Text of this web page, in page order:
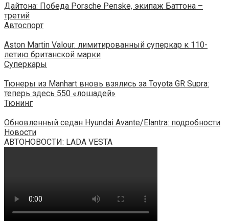
Дайтона: Победа Porsche Penske, экипаж Баттона –
третий
Автоспорт
Aston Martin Valour: лимитированный суперкар к 110-
летию британской марки
Суперкары
Тюнеры из Manhart вновь взялись за Toyota GR Supra:
теперь здесь 550 «лошадей»
Тюнинг
Обновленный седан Hyundai Avante/Elantra: подробности
Новости
АВТОНОВОСТИ: LADA VESTA